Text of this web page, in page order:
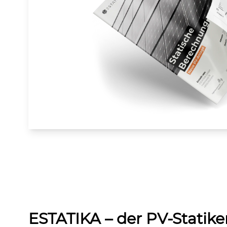
» Infor­ma­tio­nen zur Echtheit der Bew­er­tun­gen
ESTATIKA – der PV-